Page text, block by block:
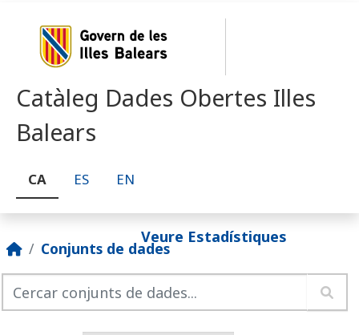
Catàleg Dades Obertes Illes
Balears
CA ES EN
Veure Estadístiques
Conjunts de dades